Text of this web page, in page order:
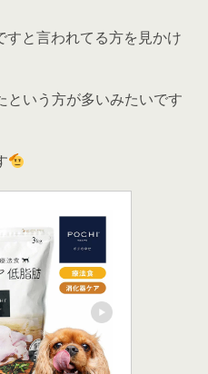
すと言われてる方を見かけ
という方が多いみたいです